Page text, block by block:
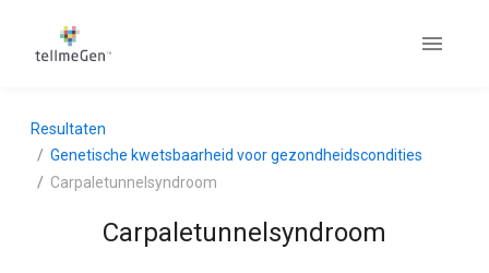
Resultaten
Genetische kwetsbaarheid voor gezondheidscondities
Carpaletunnelsyndroom
Carpaletunnelsyndroom